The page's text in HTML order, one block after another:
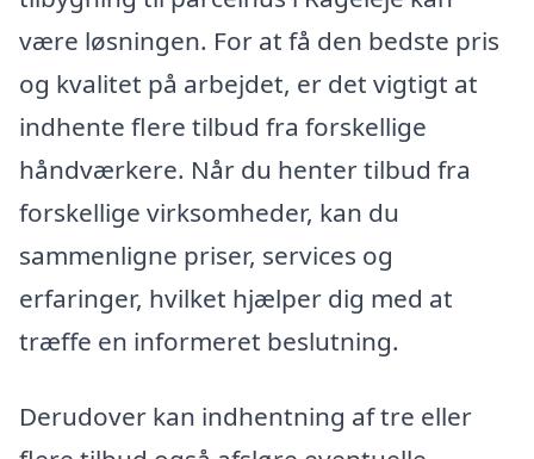
være løsningen. For at få den bedste pris
og kvalitet på arbejdet, er det vigtigt at
indhente flere tilbud fra forskellige
håndværkere. Når du henter tilbud fra
forskellige virksomheder, kan du
sammenligne priser, services og
erfaringer, hvilket hjælper dig med at
træffe en informeret beslutning.
Derudover kan indhentning af tre eller